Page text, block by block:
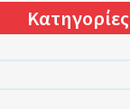
Κατηγορίες